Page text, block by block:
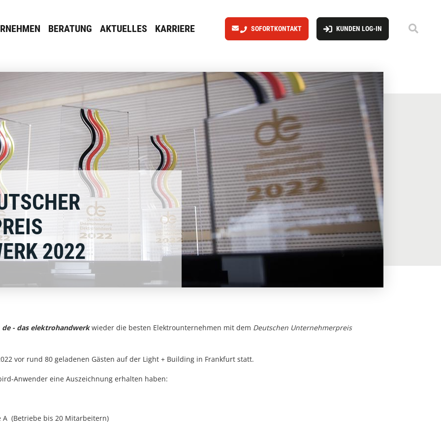
BERATUNG AKTUELLES KARRIERE SOFORTKONTAKT KUNDEN LOG-IN
2022
de - das elektrohandwerkwieder die besten Elektrounternehmen mit dem Deutschen Unternehmerpreis
vor rund 80 geladenen Gästen auf der Light + Building in Frankfurt statt.
Anwender eine Auszeichnung erhalten haben:
A (Betriebe bis 20 Mitarbeitern)